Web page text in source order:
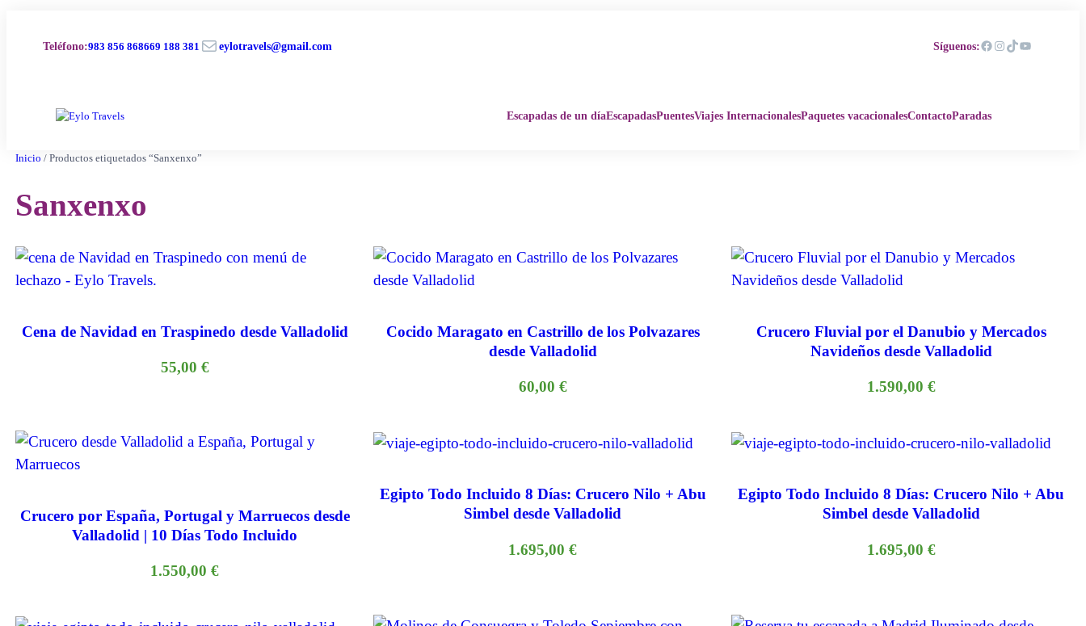
contenidoTeléfono:983 856 868669 188 381 Correo electrónico eylotravels@gmail.com Síguenos:Facebook Instagram TikTok YouTube
Escapadas de un díaEscapadasPuentesViajes InternacionalesPaquetes vacacionalesContactoParadas
Inicio / Productos etiquetados “Sanxenxo”
Sanxenxo
Cena de Navidad en Traspinedo desde Valladolid
55,00 €
Cocido Maragato en Castrillo de los Polvazares
desde Valladolid
60,00 €
Crucero Fluvial por el Danubio y Mercados
Navideños desde Valladolid
1.590,00 €
Crucero por España, Portugal y Marruecos desde
Valladolid | 10 Días Todo Incluido
1.550,00€
Egipto Todo Incluido 8 Días: Crucero Nilo + Abu
Simbel desde Valladolid
1.695,00€
Egipto Todo Incluido 8 Días: Crucero Nilo + Abu
Simbel desde Valladolid
1.695,00 €